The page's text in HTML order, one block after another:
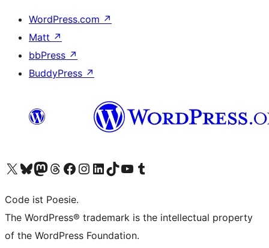
WordPress.com ↗
Matt ↗
bbPress ↗
BuddyPress ↗
Visit our X (formerly Twitter) account
Visit our Bluesky account
Visit our Mastodon account
Visit our Threads account
Visit our Facebook page
Visit our Instagram account
Visit our LinkedIn account
Visit our TikTok account
Visit our YouTube channel
Visit our Tumblr account
Code ist Poesie.
The WordPress® trademark is the intellectual property
of the WordPress Foundation.